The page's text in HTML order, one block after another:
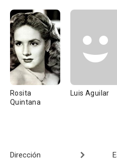
Rosita
Quintana
Luis Aguilar
Dirección